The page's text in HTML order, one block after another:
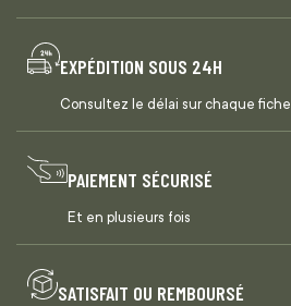
EXPÉDITION SOUS 24H
Consultez le délai sur chaque fiche
PAIEMENT SÉCURISÉ
Et en plusieurs fois
SATISFAIT OU REMBOURSÉ